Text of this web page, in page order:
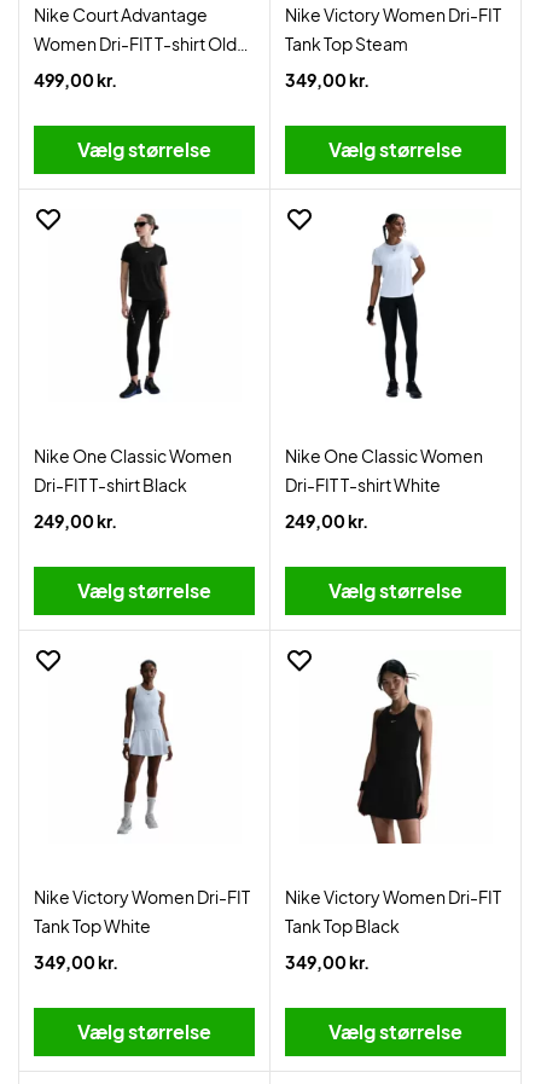
Nike Court Advantage
Women Dri-FIT T-shirt Old
Royal
499,00 kr.
Vælg størrelse
Nike Victory Women Dri-FIT
Tank Top Steam
349,00 kr.
Vælg størrelse
Nike One Classic Women
Dri-FIT T-shirt Black
249,00 kr.
Vælg størrelse
Nike One Classic Women
Dri-FIT T-shirt White
249,00 kr.
Vælg størrelse
Nike Victory Women Dri-FIT
Tank Top White
349,00 kr.
Vælg størrelse
Nike Victory Women Dri-FIT
Tank Top Black
349,00 kr.
Vælg størrelse